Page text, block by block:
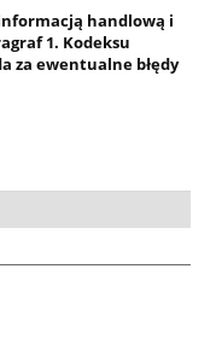
handlową i
1. Kodeksu
za ewentualne błędy